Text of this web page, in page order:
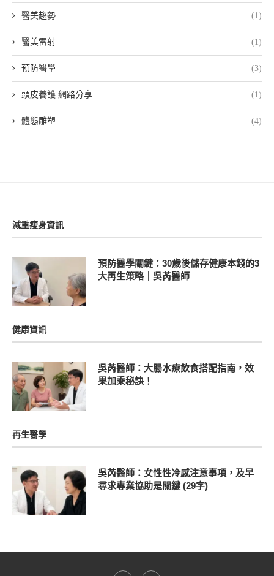
醫美趨勢 (1)
醫美雷射 (1)
預防醫學 (3)
頭皮養護 網路分享 (1)
體態雕塑 (4)
減重瘦身資訊
預防醫學關鍵：30歲後儲存健康本錢的3
大再生策略｜吳芮醫師
健康資訊
吳芮醫師：大腸水療飲食搭配指南，效
果加乘秘訣！
再生醫學
吳芮醫師：女性性冷感注意事項，及早
尋求專業協助是關鍵 (29字)